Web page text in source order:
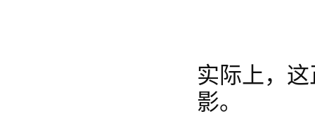
实际上，
影。